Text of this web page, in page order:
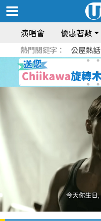
演唱會 優惠著數
熱門關鍵字： 公屋熱話